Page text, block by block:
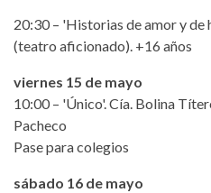
20:30 – 'Historias de amor y de
(teatro aficionado). +16 años
viernes 15 de mayo
10:00 – 'Único'. Cía. Bolina
Pacheco
Pase para colegios
sábado 16 de mayo